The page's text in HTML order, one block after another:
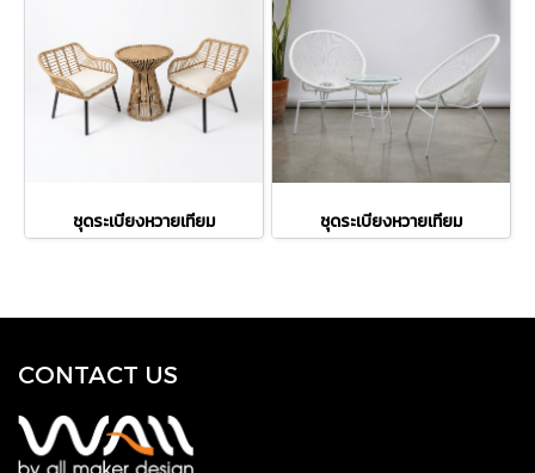
ชุดระเบียงหวายเทียม ชุดระเบียงหวายเทียม
CONTACT US